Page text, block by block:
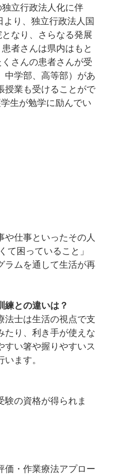
立行政法人化に伴
り、独立行政法人国
なり、さらなる発展
者さんは県内はもと
さんの患者さんが受
中学部、高等部）があ
授業も受けることがで
生が勉学に励んでい
仕事といったその人
て困っていること」
ラムを通して生活が再
練との違いは？
法士は生活の視点で支
たり、利き手が使えな
すい箸や握りやすいス
ます。
の資格が得られま
価・作業療法アプロー